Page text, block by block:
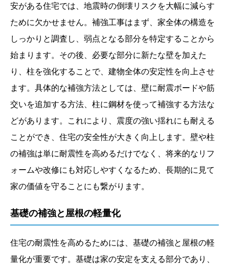
安がある住宅では、地震時の倒壊リスクを大幅に減らす
ために欠かせません。補強工事はまず、家全体の構造を
しっかりと調査し、弱点となる部分を特定することから
始まります。その後、必要な部分に新たな壁を加えた
り、柱を強化することで、建物全体の安定性を向上させ
ます。具体的な補強方法としては、壁に耐震ボードや筋
交いを追加する方法、柱に鋼材を使って補強する方法な
どがあります。これにより、震度の強い揺れにも耐える
ことができ、住宅の安全性が大きく向上します。壁や柱
の補強は単に耐震性を高めるだけでなく、将来的なリフ
ォームや改修にも対応しやすくなるため、長期的に見て
家の価値を守ることにも繋がります。
基礎の補強と屋根の軽量化
住宅の耐震性を高めるためには、基礎の補強と屋根の軽
量化が重要です。基礎は家の安定を支える部分であり、